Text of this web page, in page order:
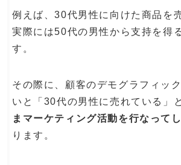
例えば、30代男性に向けた商品を
実際には50代の男性から支持を得
す。
その際に、顧客のデモグラフィッ
いと「30代の男性に売れている」
まマーケティング活動を行なって
ります。